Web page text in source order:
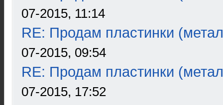
07-2015, 11:14
RE: Продам пластинки
07-2015, 09:54
RE: Продам пластинки
07-2015, 17:52